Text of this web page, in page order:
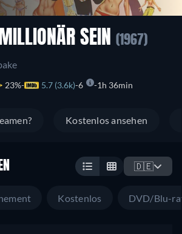
SEIN (1967)
23% 5.7 (3.6k) 6 1h 36min
Kostenlos ansehen
🇩🇪
Kostenlos DVD/Blu-